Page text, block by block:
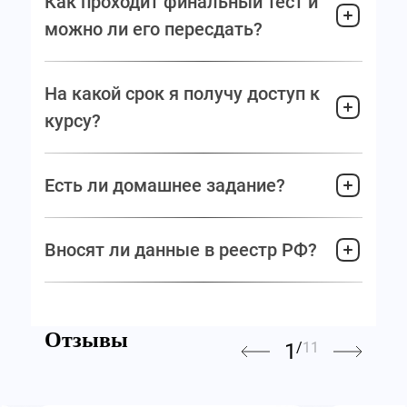
можно ли его пересдать?
На какой срок я получу доступ к
курсу?
Есть ли домашнее задание?
Вносят ли данные в реестр РФ?
Отзывы 1 /11